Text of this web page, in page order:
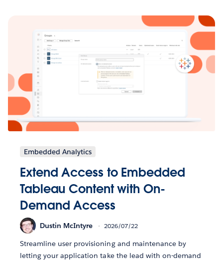
Embedded Analytics
Extend Access to Embedded
Tableau Content with On-
Demand Access
Dustin McIntyre 2026/07/22
Streamline user provisioning and maintenance by
letting your application take the lead with on-demand